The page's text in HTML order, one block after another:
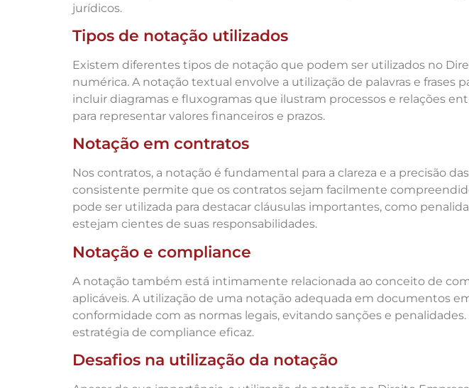
jurídicos.
Tipos de notação utilizados
Existem diferentes tipos de notação que podem ser utilizados no
numérica. A notação textual envolve a utilização de palavras e
incluir diagramas e fluxogramas que ilustram processos e relações
para representar valores financeiros e prazos.
Notação em contratos
Nos contratos, a notação é fundamental para a clareza e a precisão
consistente permite que os contratos sejam facilmente
pode ser utilizada para destacar cláusulas importantes, como
estejam cientes de suas responsabilidades.
Notação e compliance
A notação também está intimamente relacionada ao conceito de
aplicáveis. A utilização de uma notação adequada em documentos
conformidade com as normas legais, evitando sanções e
estratégia de compliance eficaz.
Desafios na utilização da notação